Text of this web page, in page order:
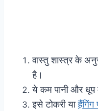
वास्तु शास्त्र के
है।
ये कम पानी और धूप
इसे टोकरी याहैंगिंग